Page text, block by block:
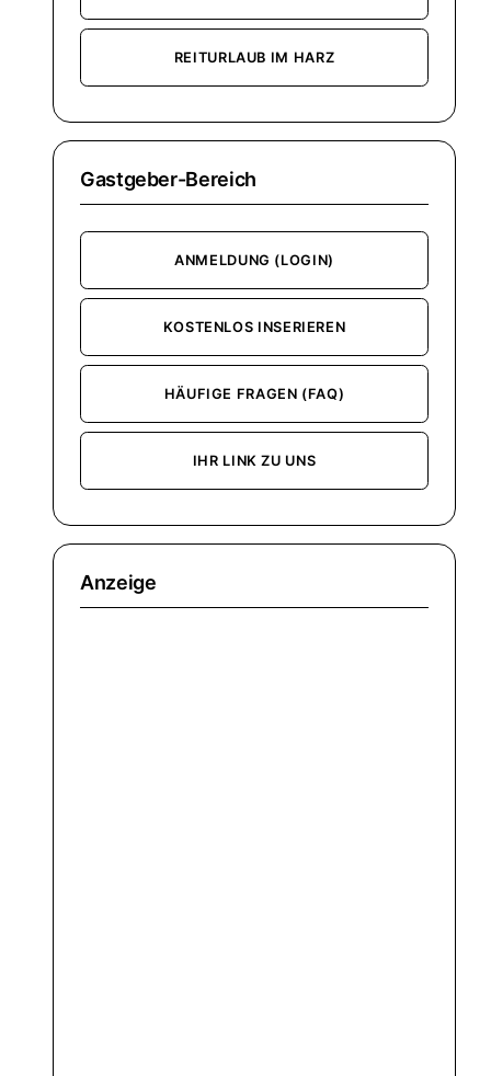
REITURLAUB IM HARZ
Gastgeber-Bereich
ANMELDUNG (LOGIN)
KOSTENLOS INSERIEREN
HÄUFIGE FRAGEN (FAQ)
IHR LINK ZU UNS
Anzeige